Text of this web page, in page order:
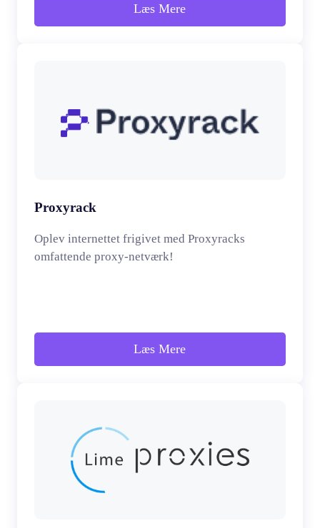
Læs Mere
Proxyrack
Oplev internettet frigivet med Proxyracks
omfattende proxy-netværk!
Læs Mere